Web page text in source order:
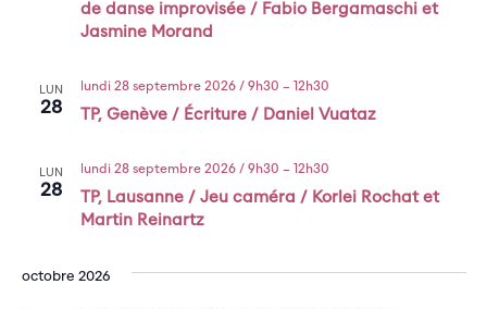
de danse improvisée / Fabio Bergamaschi et
Jasmine Morand
LUN
28 TP, Genève / Écriture / Daniel Vuataz
lundi 28 septembre 2026 / 9h30 – 12h30
LUN
28
TP, Lausanne / Jeu caméra / Korlei Rochat et
Martin Reinartz
lundi 28 septembre 2026 / 9h30 – 12h30
octobre 2026